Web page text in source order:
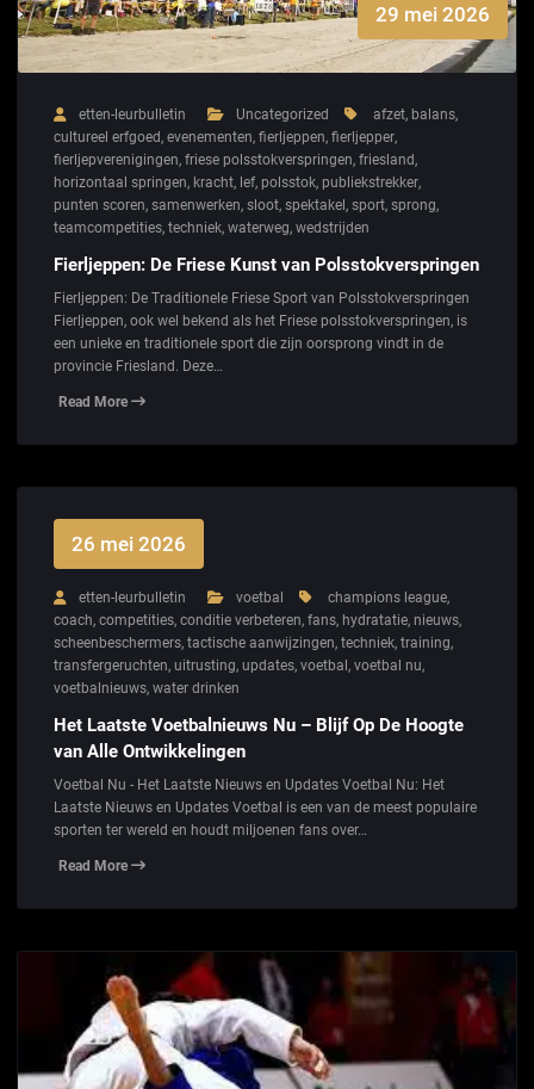
29 mei 2026
etten-leurbulletin Uncategorized afzet, balans,
cultureel erfgoed, evenementen, fierljeppen, fierljepper,
fierljepverenigingen, friese polsstokverspringen, friesland,
horizontaal springen, kracht, lef, polsstok, publiekstrekker,
punten scoren, samenwerken, sloot, spektakel, sport, sprong,
teamcompetities, techniek, waterweg, wedstrijden
Fierljeppen: De Friese Kunst van Polsstokverspringen
Fierljeppen: De Traditionele Friese Sport van Polsstokverspringen
Fierljeppen, ook wel bekend als het Friese polsstokverspringen, is
een unieke en traditionele sport die zijn oorsprong vindt in de
provincie Friesland. Deze…
Read More
26 mei 2026
etten-leurbulletin voetbal champions league,
coach, competities, conditie verbeteren, fans, hydratatie, nieuws,
scheenbeschermers, tactische aanwijzingen, techniek, training,
transfergeruchten, uitrusting, updates, voetbal, voetbal nu,
voetbalnieuws, water drinken
Het Laatste Voetbalnieuws Nu – Blijf Op De Hoogte
van Alle Ontwikkelingen
Voetbal Nu - Het Laatste Nieuws en Updates Voetbal Nu: Het
Laatste Nieuws en Updates Voetbal is een van de meest populaire
sporten ter wereld en houdt miljoenen fans over…
Read More